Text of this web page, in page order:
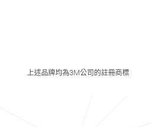
上述品牌均為3M公司的註冊商標